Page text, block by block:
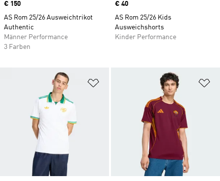
Price
€ 150
AS Rom 25/26 Ausweichtrikot
Authentic
Männer Performance
3 Farben
Price
€ 40
AS Rom 25/26 Kids
Ausweichshorts
Kinder Performance
Zur Wunschliste hinzufügen